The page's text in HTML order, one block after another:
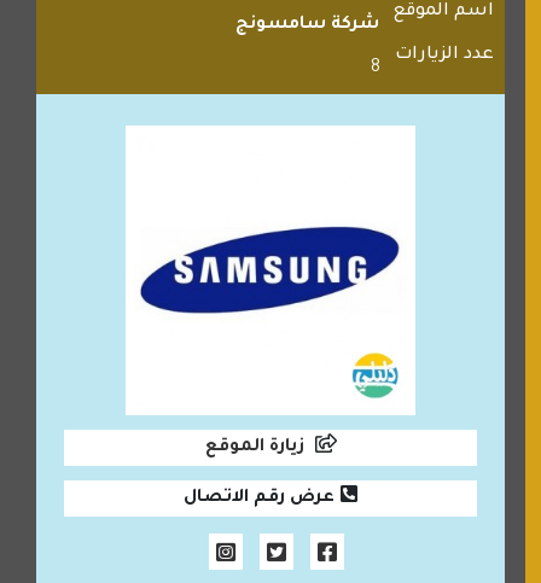
اسم الموقع
شركة سامسونج
عدد الزيارات
8
زيارة الموقع
عرض رقم الاتصال